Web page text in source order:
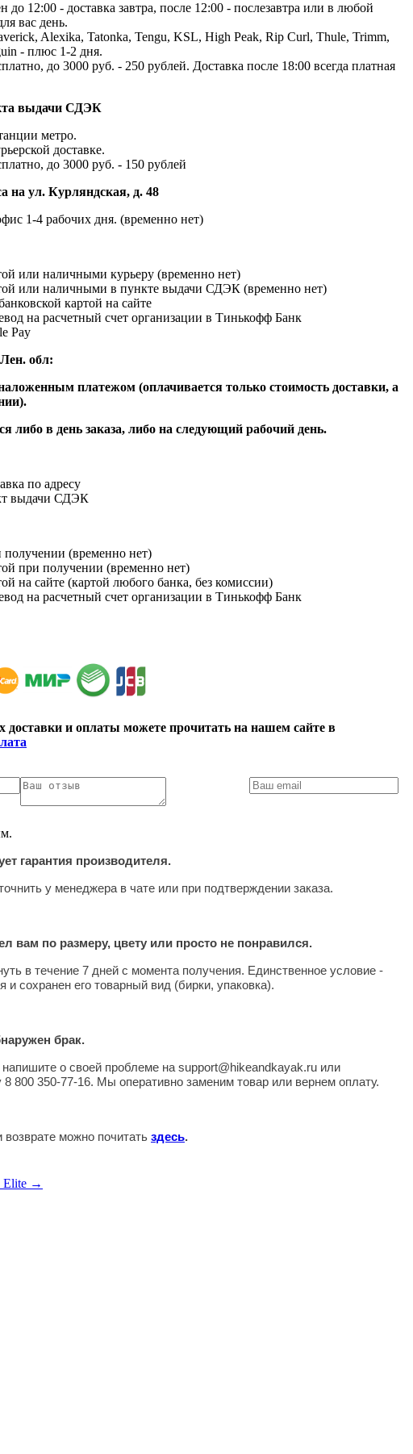
до 12:00 - доставка завтра, после 12:00 - послезавтра или в любой
вас день.
Alexika, Tatonka, Tengu, KSL, High Peak, Rip Curl, Thule, Trimm,
- плюс 1-2 дня.
до 3000 руб. - 250 рублей. Доставка после 18:00 всегда платная
выдачи СДЭК
метро.
доставке.
до 3000 руб. - 150 рублей
на ул. Курляндская, д. 48
1-4 рабочих дня. (временно нет)
или наличными курьеру (временно нет)
или наличными в пункте выдачи СДЭК (временно нет)
картой на сайте
на расчетный счет организации в Тинькофф Банк
Pay
обл:
платежом (оплачивается только стоимость доставки, а
либо в день заказа, либо на следующий рабочий день.
по адресу
выдачи СДЭК
(временно нет)
при получении (временно нет)
на сайте (картой любого банка, без комиссии)
на расчетный счет организации в Тинькофф Банк
доставки и оплаты можете прочитать на нашем сайте в
гарантия производителя.
у менеджера в чате или при подтверждении заказа.
вам по размеру, цвету или просто не понравился.
в течение 7 дней с момента получения. Единственное условие -
и сохранен его товарный вид (бирки, упаковка).
брак.
о своей проблеме на support@hikeandkayak.ru или
8 800 350-77-16. Мы оперативно заменим товар или вернем оплату.
возврате можно почитать здесь.
Elite →